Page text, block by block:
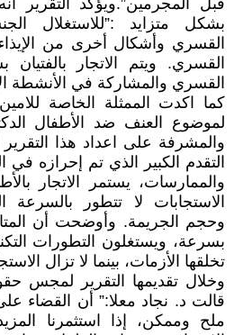
قبل المجرمين”.ويؤكد التقرير
بشكل متزايد :”للاستغلال
القسري وأشكال أخرى من
القسري. ويتم الاتجار
القسري والمشاركة في الأنشطة
كما اكدت الممثلة الخاصة
لموضوع العنف ضد الأطفال
والمشرفة على اعداد هذا
التقدم الكبير الذي تم إحرازه
والممارسات، يستمر الاتجار
الاستجابات لا تتطور بالسرعة
وحجم الجريمة. وأوضحت أن
بسرعة، ويستغلون التطورات
تخلقها الأزمات، بينما لا تزال
وخلال تقديمها التقرير لمجس
قالت د. نجاد معلا:” أن القضاء على
ملح وممكن، إذا استثمرنا